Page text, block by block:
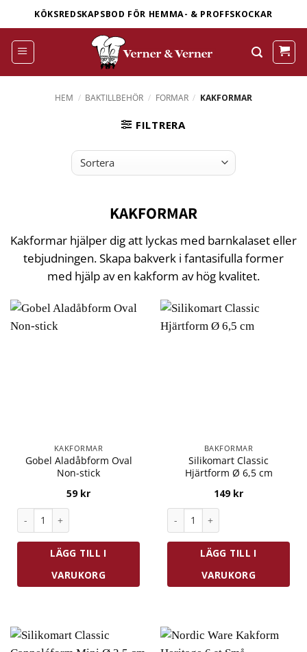
to
content
KÖKSREDSKAPSBOD FÖR HEMMA- & PROFFSKOCKAR
HEM / BAKTILLBEHÖR / FORMAR / KAKFORMAR
FILTRERA
KAKFORMAR
Kakformar hjälper dig att lyckas med barnkalaset eller
tebjudningen. Skapa bakverk i fantasifulla former
med hjälp av en kakform av hög kvalitet.
KAKFORMAR
Gobel Aladåbform Oval
Non-stick
59 kr
Gobel Aladåbform Oval Non-stick mängd
LÄGG TILL I
VARUKORG
BAKFORMAR
Silikomart Classic
Hjärtform Ø 6,5 cm
149 kr
Silikomart Classic Hjärtform Ø
LÄGG TILL I
VARUKORG